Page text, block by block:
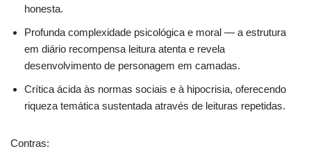
honesta.
Profunda complexidade psicológica e moral — a estrutura
em diário recompensa leitura atenta e revela
desenvolvimento de personagem em camadas.
Crítica ácida às normas sociais e à hipocrisia, oferecendo
riqueza temática sustentada através de leituras repetidas.
Contras: